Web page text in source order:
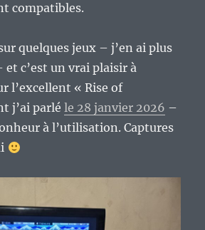
compatibles.
quelques jeux – j’en ai plus
et c’est un vrai plaisir à
l’excellent « Rise of
j’ai parléle 28 janvier 2026 –
à l’utilisation. Captures